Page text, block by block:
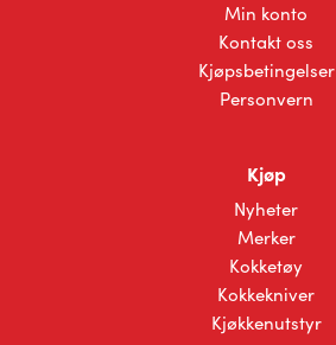
Min konto
Kontakt oss
Kjøpsbetingelser
Personvern
Kjøp
Nyheter
Merker
Kokketøy
Kokkekniver
Kjøkkenutstyr